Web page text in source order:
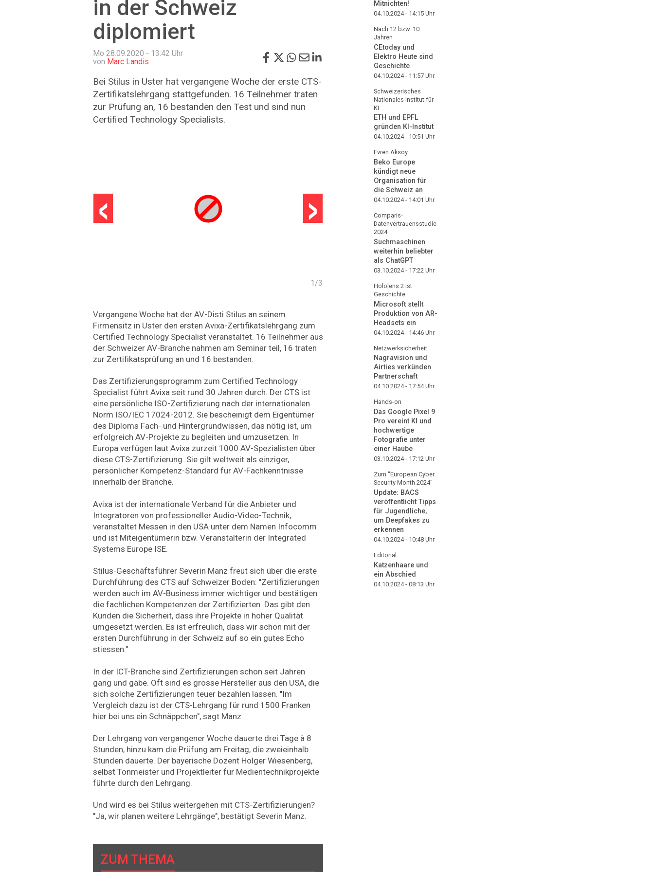
in der Schweiz
diplomiert
Mo 28.09.2020 - 13:42 Uhr
von Marc Landis
Bei Stilus in Uster hat vergangene Woche der erste CTS-
Zertifikatslehrgang stattgefunden. 16 Teilnehmer traten
zur Prüfung an, 16 bestanden den Test und sind nun
Certified Technology Specialists.
‹ ›
1/3
Vergangene Woche hat der AV-Disti Stilus an seinem
Firmensitz in Uster den ersten Avixa-Zertifikatslehrgang zum
Certified Technology Specialist veranstaltet. 16 Teilnehmer aus
der Schweizer AV-Branche nahmen am Seminar teil, 16 traten
zur Zertifikatsprüfung an und 16 bestanden.
Das Zertifizierungsprogramm zum Certified Technology
Specialist führt Avixa seit rund 30 Jahren durch. Der CTS ist
eine persönliche ISO-Zertifizierung nach der internationalen
Norm ISO/IEC 17024-2012. Sie bescheinigt dem Eigentümer
des Diploms Fach- und Hintergrundwissen, das nötig ist, um
erfolgreich AV-Projekte zu begleiten und umzusetzen. In
Europa verfügen laut Avixa zurzeit 1000 AV-Spezialisten über
diese CTS-Zertifizierung. Sie gilt weltweit als einziger,
persönlicher Kompetenz-Standard für AV-Fachkenntnisse
innerhalb der Branche.
Avixa ist der internationale Verband für die Anbieter und
Integratoren von professioneller Audio-Video-Technik,
veranstaltet Messen in den USA unter dem Namen Infocomm
und ist Miteigentümerin bzw. Veranstalterin der Integrated
Systems Europe ISE.
Stilus-Geschäftsführer Severin Manz freut sich über die erste
Durchführung des CTS auf Schweizer Boden: "Zertifizierungen
werden auch im AV-Business immer wichtiger und bestätigen
die fachlichen Kompetenzen der Zertifizierten. Das gibt den
Kunden die Sicherheit, dass ihre Projekte in hoher Qualität
umgesetzt werden. Es ist erfreulich, dass wir schon mit der
ersten Durchführung in der Schweiz auf so ein gutes Echo
stiessen."
In der ICT-Branche sind Zertifizierungen schon seit Jahren
gang und gäbe. Oft sind es grosse Hersteller aus den USA, die
sich solche Zertifizierungen teuer bezahlen lassen. "Im
Vergleich dazu ist der CTS-Lehrgang für rund 1500 Franken
hier bei uns ein Schnäppchen", sagt Manz.
Der Lehrgang von vergangener Woche dauerte drei Tage à 8
Stunden, hinzu kam die Prüfung am Freitag, die zweieinhalb
Stunden dauerte. Der bayerische Dozent Holger Wiesenberg,
selbst Tonmeister und Projektleiter für Medientechnikprojekte
führte durch den Lehrgang.
Und wird es bei Stilus weitergehen mit CTS-Zertifizierungen?
"Ja, wir planen weitere Lehrgänge", bestätigt Severin Manz.
ZUM THEMA
Mitnichten!
04.10.2024 - 14:15 Uhr
Nach 12 bzw. 10
Jahren
CEtoday und
Elektro Heute sind
Geschichte
04.10.2024 - 11:57 Uhr
Schweizerisches
Nationales Institut für
KI
ETH und EPFL
gründen KI-Institut
04.10.2024 - 10:51 Uhr
Evren Aksoy
Beko Europe
kündigt neue
Organisation für
die Schweiz an
04.10.2024 - 14:01 Uhr
Comparis-
Datenvertrauensstudie
2024
Suchmaschinen
weiterhin beliebter
als ChatGPT
03.10.2024 - 17:22 Uhr
Hololens 2 ist
Geschichte
Microsoft stellt
Produktion von AR-
Headsets ein
04.10.2024 - 14:46 Uhr
Netzwerksicherheit
Nagravision und
Airties verkünden
Partnerschaft
04.10.2024 - 17:54Uhr
Hands-on
Das Google Pixel 9
Pro vereint KI und
hochwertige
Fotografie unter
einer Haube
03.10.2024 - 17:12 Uhr
Zum "European Cyber
Security Month 2024"
Update: BACS
veröffentlicht Tipps
für Jugendliche,
um Deepfakes zu
erkennen
04.10.2024 - 10:48 Uhr
Editorial
Katzenhaare und
ein Abschied
04.10.2024 - 08:13 Uhr